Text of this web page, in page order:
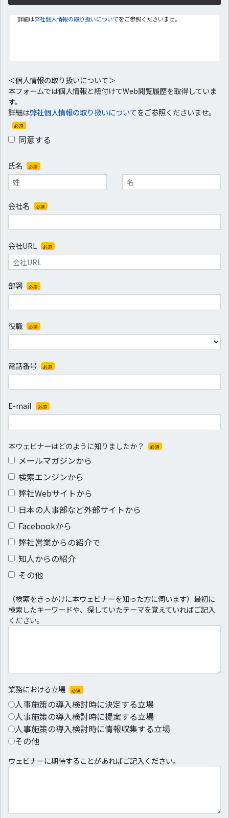
詳細は弊社個人情報の取り扱いについてをご参照くださいませ。
＜個人情報の取り扱いについて＞
本フォームでは個人情報と紐付けてWeb閲覧履歴を取得していま
す。
詳細は弊社個人情報の取り扱いについてをご参照くださいませ。
必須
同意する
氏名 必須
会社名 必須
会社URL 必須
部署 必須
役職 必須
電話番号 必須
E-mail 必須
本ウェビナーはどのように知りましたか？ 必須
メールマガジンから
検索エンジンから
弊社Webサイトから
日本の人事部など外部サイトから
Facebookから
弊社営業からの紹介で
知人からの紹介
その他
（検索をきっかけに本ウェビナーを知った方に伺います）最初に
検索したキーワードや、探していたテーマを覚えていればご記入
ください。
業務における立場 必須
人事施策の導入検討時に決定する立場
人事施策の導入検討時に提案する立場
人事施策の導入検討時に情報収集する立場
その他
ウェビナーに期待することがあればご記入ください。